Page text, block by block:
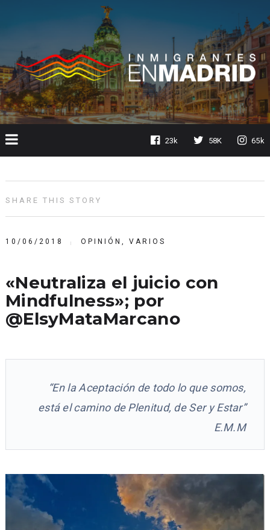
23k 58K 65k
SHARE THIS STORY
10/06/2018 OPINIÓN,VARIOS
«Neutraliza el juicio con
Mindfulness»; por
@ElsyMataMarcano
“En la Aceptación de todo lo que somos,
está el camino de Plenitud, de Ser y Estar”
E.M.M